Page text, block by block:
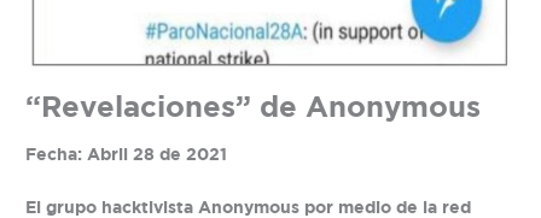
“Revelaciones” de Anonymous
Fecha: Abril 28 de 2021
El grupo hacktivista Anonymous por medio de la red